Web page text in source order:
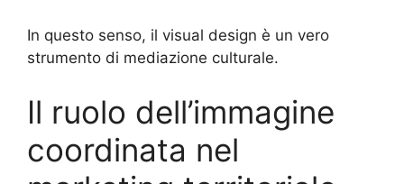
In questo senso, il visual design è un vero
strumento di mediazione culturale.
Il ruolo dell’immagine
coordinata nel